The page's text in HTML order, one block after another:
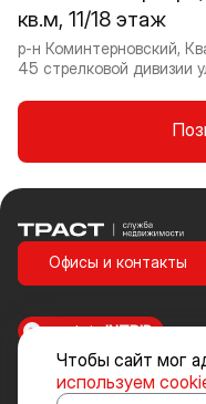
кв.м, 11/18 этаж
р-н Коминтерновский,
45 стрелковой дивизии
Чтобы сайт мог
используем
Траст | Служба
Офисы и контакты
Стоимость объектов
включенных в «Прайс-
made inINTRID